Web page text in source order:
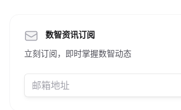
数智资讯订阅
立刻订阅，即时掌握数智动态